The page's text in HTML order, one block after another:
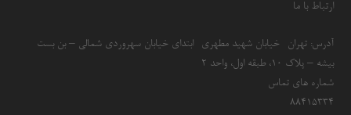
ارتباط با ما
آدرس: تهران- خیابان شهید مطهری- ابتدای خیابان سهروردی شمالی – بن بست
بیشه – پلاک 10، طبقه اول، واحد 2
شماره های تماس
۸۸۴۱۵۳۳۴